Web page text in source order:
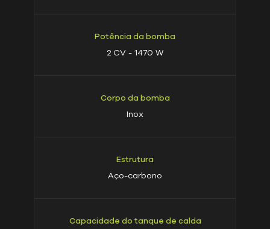
Potência da bomba
2 CV - 1470 W
Corpo da bomba
Inox
Estrutura
Aço-carbono
Capacidade do tanque de calda